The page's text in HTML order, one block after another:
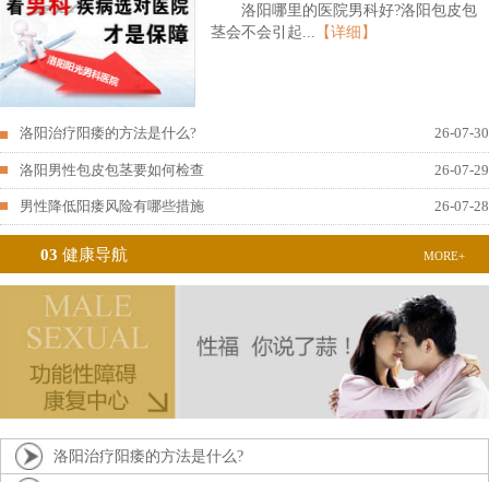
洛阳哪里的医院男科好?洛阳包皮包
茎会不会引起...
【详细】
洛阳治疗阳痿的方法是什么? 26-07-30
洛阳男性包皮包茎要如何检查 26-07-29
男性降低阳痿风险有哪些措施 26-07-28
03 健康导航 MORE+
洛阳治疗阳痿的方法是什么?